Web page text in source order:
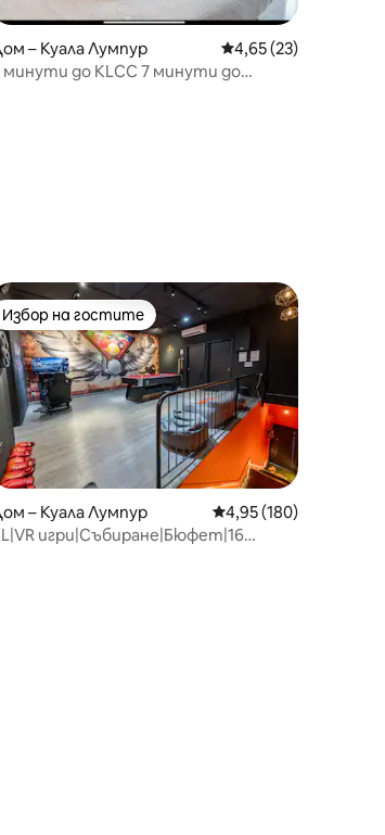
4,96 от 5, 135 отзива
– Куала Лумпур Средна оценка:
4,65 (23)
минути до KLCC 7 минути до
4,92 от 5, 13 отзива
Избор на гостите
Избор на гостите
– Куала Лумпур Средна оценка: 4,95
4,95 (180)
игри|Събиране|Бюфет|16